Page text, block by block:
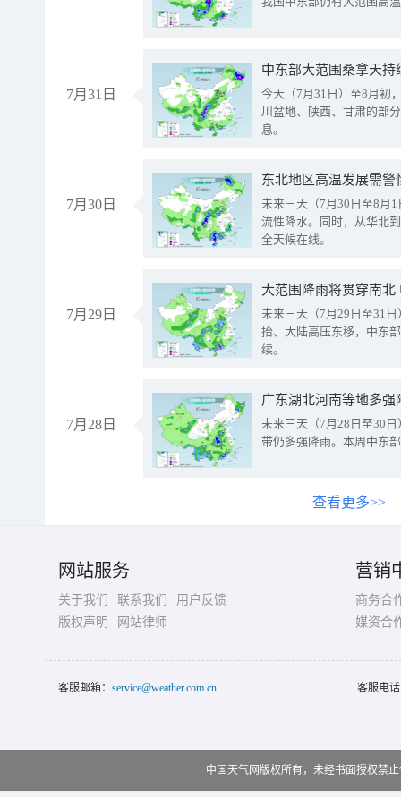
7月31日
中东部大范围桑拿天
今天（7月31日）至8月初
川盆地、陕西、甘肃的部
息。
7月30日
东北地区高温发展需
未来三天（7月30日至8月
流性降水。同时，从华北
全天候在线。
7月29日
大范围降雨将贯穿南
未来三天（7月29日至31
抬、大陆高压东移，中东
续。
7月28日
广东湖北河南等地多
未来三天（7月28日至30
带仍多强降雨。本周中东
查看更多>>
网站服务
关于我们 联系我们
用户反馈
版权声明
网站律师
营销
商务合
媒资合
客服邮箱： service@weather.com.cn 客服电
中国天气网版权所有，未经书面授权